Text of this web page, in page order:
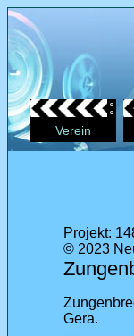
Verein
Projekt:
© 2023
Gera.